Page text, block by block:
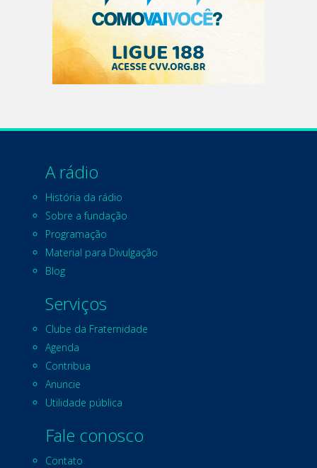
A rádio
História da rádio
Sobre a fundação
Programação
Material para Divulgação
Blog
Serviços
Clube da Fraternidade
Agenda
Contribua
Anuncie
Utilidade pública
Fale conosco
Contato